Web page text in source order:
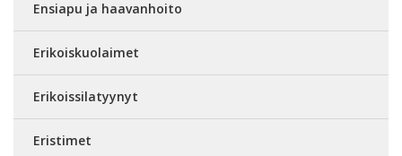
Ensiapu ja haavanhoito
Erikoiskuolaimet
Erikoissilatyynyt
Eristimet